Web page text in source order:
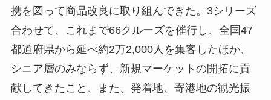
携を図って商品改良に取り組んできた。3シリーズ
合わせて、これまで66クルーズを催行し、全国47
都道府県から延べ約2万2,000人を集客したほか、
シニア層のみならず、新規マーケットの開拓に貢
献してきたこと、また、発着地、寄港地の観光振